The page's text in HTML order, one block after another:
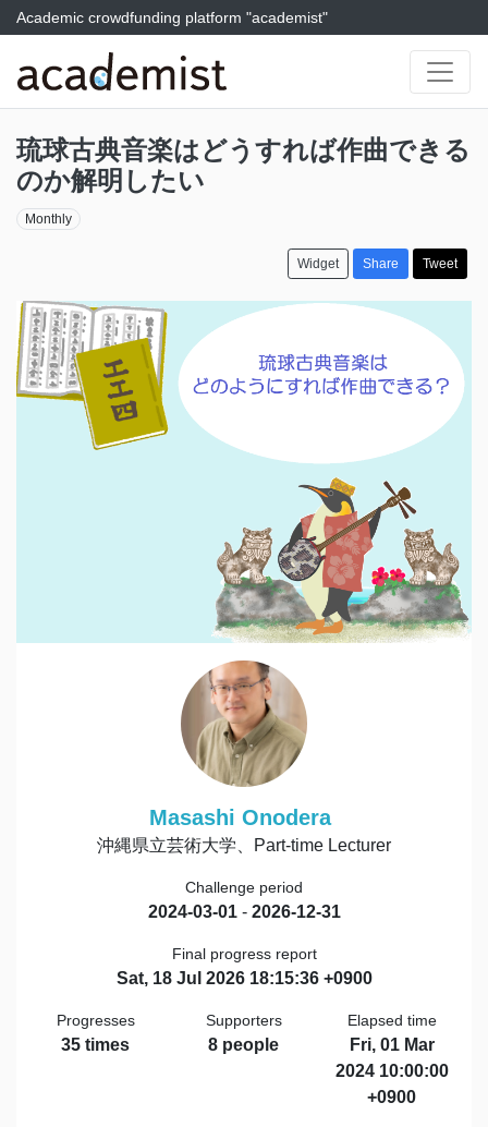
Academic crowdfunding platform "academist"
琉球古典音楽はどうすれば作曲できる
のか解明したい
Monthly
Widget Share Tweet
Masashi Onodera
沖縄県立芸術大学、Part-time Lecturer
Challenge period
2024-03-01- 2026-12-31
Final progress report
Sat, 18 Jul 2026 18:15:36 +0900
Progresses
35 times
Supporters
8 people
Elapsed time
Fri, 01 Mar
2024 10:00:00
+0900